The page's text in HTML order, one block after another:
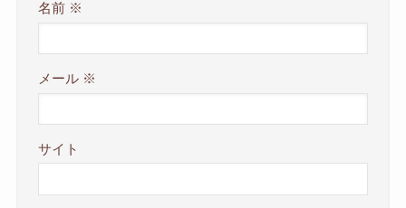
名前 ※
メール ※
サイト